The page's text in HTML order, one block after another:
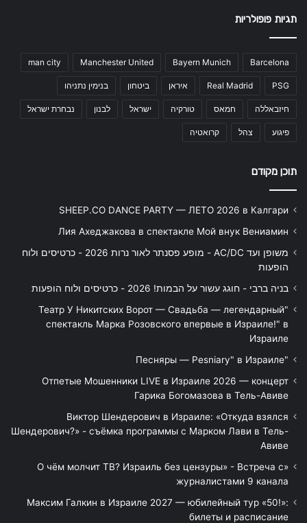
תגיות פופולריות
Barcelona
Bayern Munich
Manchester United
man city
PSG
Real Madrid איראן ביטחון בנימין נתניהו
חיזבאללה חמאס טורקיה ישראל לבנון נבחרת ישראל
פיגוע צהל קרואטיה
תוכן מקודם
SHEEP.CO DANCE PARTY — ЛЕТО 2026 в Калгари
Лия Ахеджакова в спектакле Мой внук Вениамин
משופן ועד AC/DC - מופע פסנתר לאור נרות 2026 - כרטיסים ולוח
הופעות
בניה ברבי - חוגג עשור על הבמות! 2026 - כרטיסים ולוח הופעות
"Театр У Никитских Ворот — Свадьба — легендарный
спектакль Марка Розовского впервые в Израиле!" в
Израиле
"Песняры — Pesniary" в Израиле
Отпетые Мошенники LIVE в Израиле 2026 — концерт
Гарика Богомазова в Тель-Авиве
Виктор Шендерович в Израиле: «Откуда взялся
Шендерович?» - съёмка программы с Марком Лави в Тель-
Авиве
«О чём молчит ТВ? Израиль без цензуры» - Встреча с
журналистами 9 канала
Максим Галкин в Израиле 2027 — юбилейный тур «50!»:
билеты и расписание